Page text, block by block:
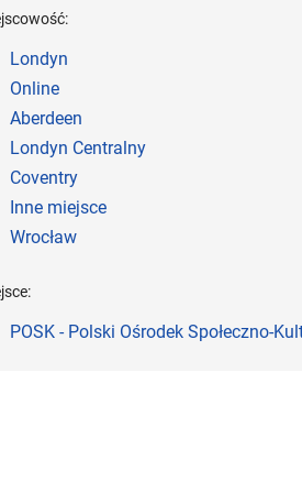
Londyn
Online
Aberdeen
Londyn Centralny
Coventry
Inne miejsce
Wrocław
POSK - Polski Ośrodek Społeczno-